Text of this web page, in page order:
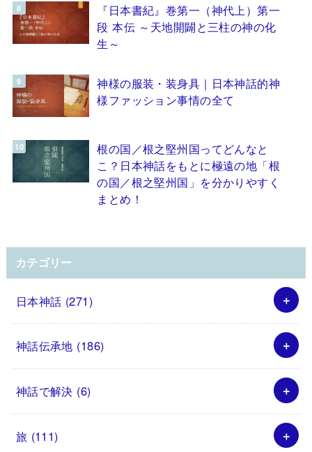
『日本書紀』巻第一（神代上）第一
段 本伝 ～天地開闢と三柱の神の化
生～
神様の服装・装身具｜日本神話的神
様ファッション事情の全て
根の国／根之堅州国ってどんなと
こ？日本神話をもとに極遠の地「根
の国／根之堅州国」を分かりやすく
まとめ！
カテゴリー
日本神話 (271)
神話伝承地 (186)
神話で解決 (6)
旅 (111)